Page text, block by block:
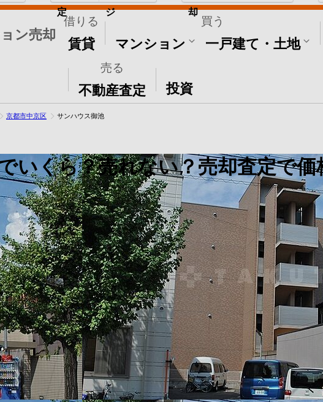
ン売却
借りる
賃貸
買う
マンション 一戸建て・土地
売る
不動産査定
その他
投資
定 ジ 却
京都市中京区 サンハウス御池
いくら？売れない？売却査定で